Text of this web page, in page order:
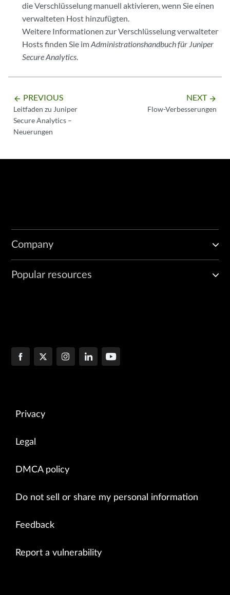
die Verschlüsselung manuell aktivieren, wenn Sie einen
verwalteten Host hinzufügten.
Weitere Informationen zur Verschlüsselung verwalteter
Hosts finden Sie imAdministrationshandbuch für Juniper
Secure Analytics.
arrow_backward PREVIOUS
Leitfaden zu Juniper
Secure Analytics –
Neuerungen
NEXT arrow_forward
Flow-Verbesserungen
Company
Popular resources
Privacy
Legal
DMCA policy
Do not sell or share my personal information
Feedback
Report a vulnerability